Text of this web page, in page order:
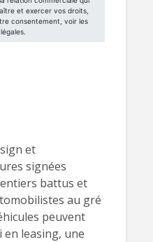
et
signées
battus et
au gré
peuvent
en leasing, une